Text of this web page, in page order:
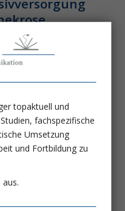
topaktuell und
fachspezifische
Umsetzung
und Fortbildung zu